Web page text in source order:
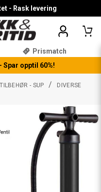
- Rask levering
Prismatch
opptil 60%!
TILBEHØR - SUP / DIVERSE